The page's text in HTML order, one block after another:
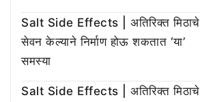
Salt Side Effects | अतिरिक्त मिठाचे
सेवन केल्याने निर्माण होऊ शकतात ‘या’
समस्या
Salt Side Effects | अतिरिक्त मिठाचे